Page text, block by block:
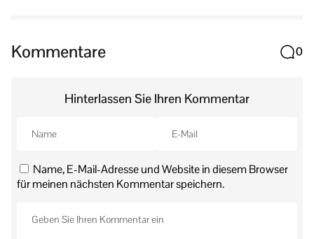
Kommentare 0
Hinterlassen Sie Ihren Kommentar
Name, E-Mail-Adresse und Website in diesem Browser
für meinen nächsten Kommentar speichern.